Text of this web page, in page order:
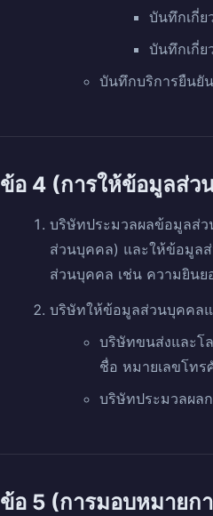
บันทึกเกี่
บันทึกเกี่ย
บันทึกบริการยืนยั
ข้อ 4 (การให้ข้อมูลส่
บริษัทประมวลผลข้อมูลส่ว
ส่วนบุคคล) และให้ข้อมูล
ส่วนบุคคล เช่น ความยิน
บริษัทให้ข้อมูลส่วนบุคคล
บริษัทขนส่งและโ
ชื่อ หมายเลขโทร
บริษัทประมวลผลก
ข้อ 5 (การมอบหมายก